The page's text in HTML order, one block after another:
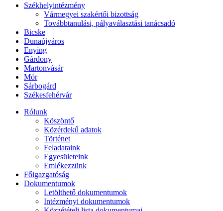
Székhelyintézmény
Vármegyei szakértői bizottság
Továbbtanulási, pályaválasztási tanácsadó
Bicske
Dunaújváros
Enying
Gárdony
Martonvásár
Mór
Sárbogárd
Székesfehérvár
Rólunk
Köszöntő
Közérdekű adatok
Történet
Feladataink
Egyesületeink
Emlékezzünk
Főigazgatóság
Dokumentumok
Letölthető dokumentumok
Intézményi dokumentumok